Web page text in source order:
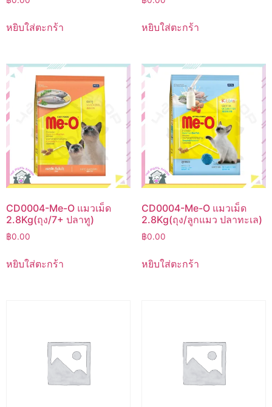
หยิบใส่ตะกร้า หยิบใส่ตะกร้า
CD0004-Me-O แมวเม็ด
2.8Kg(ถุง/7+ ปลาทู)
฿0.00
หยิบใส่ตะกร้า
CD0004-Me-O แมวเม็ด
2.8Kg(ถุง/ลูกแมว ปลาทะเล)
฿0.00
หยิบใส่ตะกร้า